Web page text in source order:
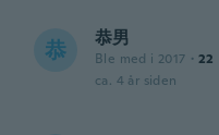
恭 恭男
Ble med i 2017 · 22
ca. 4 år siden